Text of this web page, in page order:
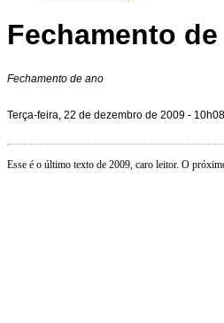
Fechamento
Fechamento de ano
Terça-feira, 22 de dezembro de 2009 - 10h08
Esse é o último texto de 2009, caro leitor. O